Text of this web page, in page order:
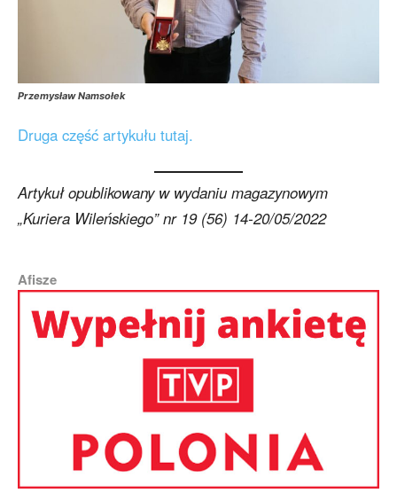
Przemysław Namsołek
Druga część artykułu tutaj.
Artykuł opublikowany w wydaniu magazynowym
„Kuriera Wileńskiego” nr 19 (56) 14-20/05/2022
Afisze